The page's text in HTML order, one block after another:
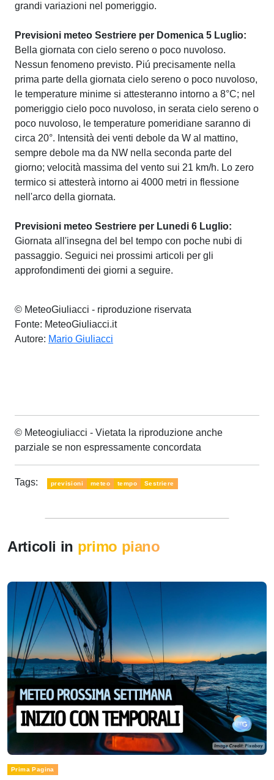
grandi variazioni nel pomeriggio.
Previsioni meteo Sestriere per Domenica 5 Luglio:
Bella giornata con cielo sereno o poco nuvoloso.
Nessun fenomeno previsto. Piú precisamente nella
prima parte della giornata cielo sereno o poco nuvoloso,
le temperature minime si attesteranno intorno a 8°C; nel
pomeriggio cielo poco nuvoloso, in serata cielo sereno o
poco nuvoloso, le temperature pomeridiane saranno di
circa 20°. Intensità dei venti debole da W al mattino,
sempre debole ma da NW nella seconda parte del
giorno; velocità massima del vento sui 21 km/h. Lo zero
termico si attesterà intorno ai 4000 metri in flessione
nell'arco della giornata.
Previsioni meteo Sestriere per Lunedi 6 Luglio:
Giornata all'insegna del bel tempo con poche nubi di
passaggio. Seguici nei prossimi articoli per gli
approfondimenti dei giorni a seguire.
© MeteoGiuliacci - riproduzione riservata
Fonte: MeteoGiuliacci.it
Autore: Mario Giuliacci
© Meteogiuliacci - Vietata la riproduzione anche
parziale se non espressamente concordata
Tags: previsioni meteo tempo Sestriere
Articoli in primo piano
Prima Pagina